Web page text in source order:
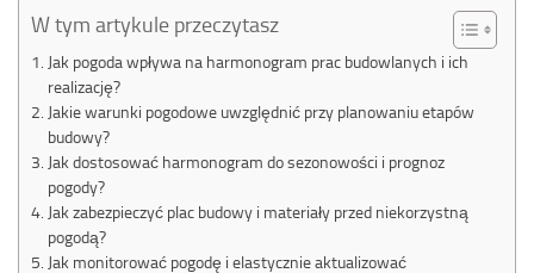
W tym artykule przeczytasz
Jak pogoda wpływa na harmonogram prac budowlanych i ich
realizację?
Jakie warunki pogodowe uwzględnić przy planowaniu etapów
budowy?
Jak dostosować harmonogram do sezonowości i prognoz
pogody?
Jak zabezpieczyć plac budowy i materiały przed niekorzystną
pogodą?
Jak monitorować pogodę i elastycznie aktualizować